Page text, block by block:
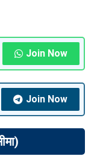
Join Now
Join Now